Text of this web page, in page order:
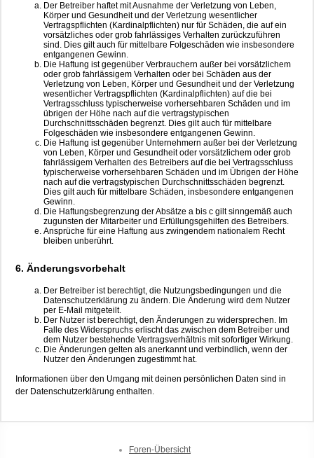
Der Betreiber haftet mit Ausnahme der Verletzung von Leben,
Körper und Gesundheit und der Verletzung wesentlicher
Vertragspflichten (Kardinalpflichten) nur für Schäden, die auf ein
vorsätzliches oder grob fahrlässiges Verhalten zurückzuführen
sind. Dies gilt auch für mittelbare Folgeschäden wie insbesondere
entgangenen Gewinn.
Die Haftung ist gegenüber Verbrauchern außer bei vorsätzlichem
oder grob fahrlässigem Verhalten oder bei Schäden aus der
Verletzung von Leben, Körper und Gesundheit und der Verletzung
wesentlicher Vertragspflichten (Kardinalpflichten) auf die bei
Vertragsschluss typischerweise vorhersehbaren Schäden und im
übrigen der Höhe nach auf die vertragstypischen
Durchschnittsschäden begrenzt. Dies gilt auch für mittelbare
Folgeschäden wie insbesondere entgangenen Gewinn.
Die Haftung ist gegenüber Unternehmern außer bei der Verletzung
von Leben, Körper und Gesundheit oder vorsätzlichem oder grob
fahrlässigem Verhalten des Betreibers auf die bei Vertragsschluss
typischerweise vorhersehbaren Schäden und im Übrigen der Höhe
nach auf die vertragstypischen Durchschnittsschäden begrenzt.
Dies gilt auch für mittelbare Schäden, insbesondere entgangenen
Gewinn.
Die Haftungsbegrenzung der Absätze a bis c gilt sinngemäß auch
zugunsten der Mitarbeiter und Erfüllungsgehilfen des Betreibers.
Ansprüche für eine Haftung aus zwingendem nationalem Recht
bleiben unberührt.
6. Änderungsvorbehalt
Der Betreiber ist berechtigt, die Nutzungsbedingungen und die
Datenschutzerklärung zu ändern. Die Änderung wird dem Nutzer
per E-Mail mitgeteilt.
Der Nutzer ist berechtigt, den Änderungen zu widersprechen. Im
Falle des Widerspruchs erlischt das zwischen dem Betreiber und
dem Nutzer bestehende Vertragsverhältnis mit sofortiger Wirkung.
Die Änderungen gelten als anerkannt und verbindlich, wenn der
Nutzer den Änderungen zugestimmt hat.
Informationen über den Umgang mit deinen persönlichen Daten sind in
der Datenschutzerklärung enthalten.
Foren-Übersicht